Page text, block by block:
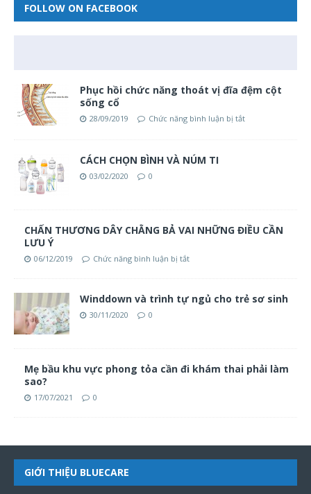
FOLLOW ON FACEBOOK
Phục hồi chức năng thoát vị đĩa đệm cột
sống cổ
28/09/2019 Chức năng bình luận bị tắt
CÁCH CHỌN BÌNH VÀ NÚM TI
03/02/2020 0
CHẤN THƯƠNG DÂY CHẰNG BẢ VAI NHỮNG ĐIỀU CẦN
LƯU Ý
06/12/2019 Chức năng bình luận bị tắt
Winddown và trình tự ngủ cho trẻ sơ sinh
30/11/2020 0
Mẹ bầu khu vực phong tỏa cần đi khám thai phải làm
sao?
17/07/2021 0
GIỚI THIỆU BLUECARE